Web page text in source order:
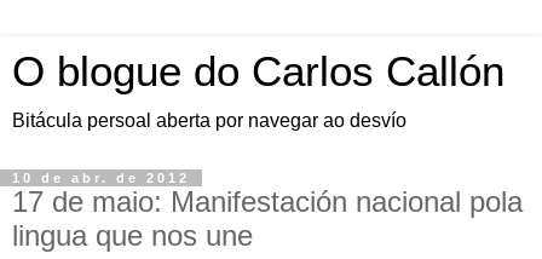
O blogue do Carlos Callón
Bitácula persoal aberta por navegar ao desvío
10 de abr. de 2012
17 de maio: Manifestación nacional pola
lingua que nos une